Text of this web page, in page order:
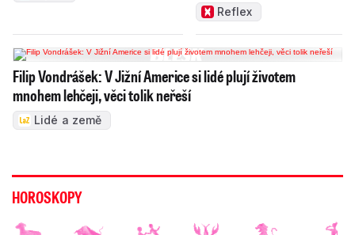
Reflex
Filip Vondrášek: V Jižní Americe si lidé plují životem
mnohem lehčeji, věci tolik neřeší
Lidé a země
HOROSKOPY